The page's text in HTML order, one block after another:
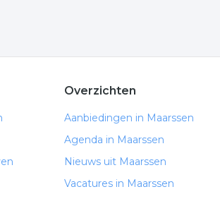
Overzichten
Aanbiedingen in Maarssen
Agenda in Maarssen
Nieuws uit Maarssen
Vacatures in Maarssen